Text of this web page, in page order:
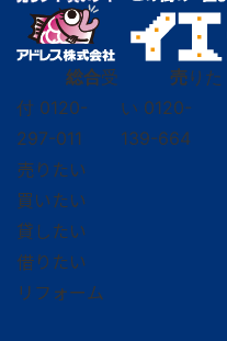
総合受
付 0120-
297-011
売りた
い 0120-
139-664
売りたい
買いたい
貸したい
借りたい
リフォーム